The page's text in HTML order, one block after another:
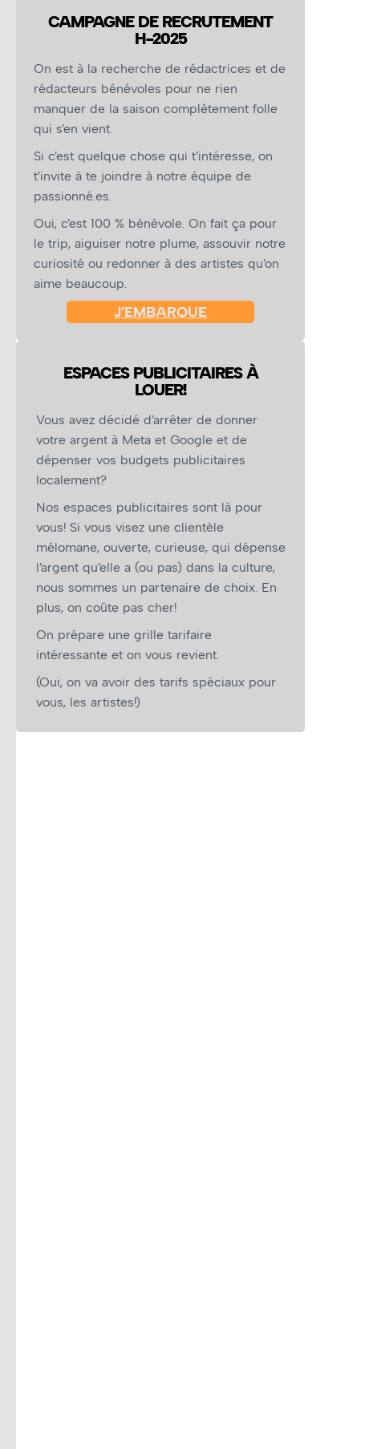
CAMPAGNE DE RECRUTEMENT
H-2025
On est à la recherche de rédactrices et de
rédacteurs bénévoles pour ne rien
manquer de la saison complètement folle
qui s’en vient.
Si c’est quelque chose qui t’intéresse, on
t’invite à te joindre à notre équipe de
passionné.es.
Oui, c’est 100 % bénévole. On fait ça pour
le trip, aiguiser notre plume, assouvir notre
curiosité ou redonner à des artistes qu’on
aime beaucoup.
J’EMBARQUE
ESPACES PUBLICITAIRES À
LOUER!
Vous avez décidé d’arrêter de donner
votre argent à Meta et Google et de
dépenser vos budgets publicitaires
localement?
Nos espaces publicitaires sont là pour
vous! Si vous visez une clientèle
mélomane, ouverte, curieuse, qui dépense
l’argent qu’elle a (ou pas) dans la culture,
nous sommes un partenaire de choix. En
plus, on coûte pas cher!
On prépare une grille tarifaire
intéressante et on vous revient.
(Oui, on va avoir des tarifs spéciaux pour
vous, les artistes!)